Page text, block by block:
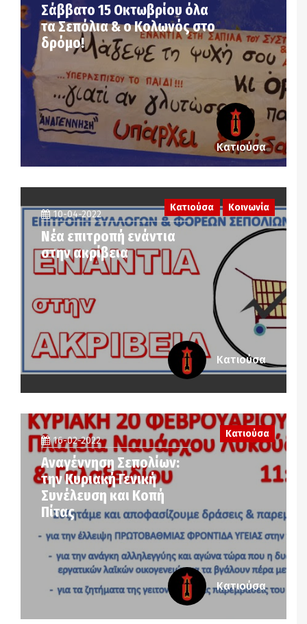
Σάββατο 15 Οκτωβρίου όλα
τα Σεπόλια & ο Κολωνός στο
δρόμο!
Κατιούσα
10-04-2022
Νέα επιτροπή ενάντια
στην ακρίβεια
Κατιούσα Κοινωνία
Κατιούσα
16-02-2022
Αναγέννηση Σεπολίων:
την Κυριακή Γενική
Συνέλευση και Κοπή
Πίτας
Κατιούσα
Κατιούσα